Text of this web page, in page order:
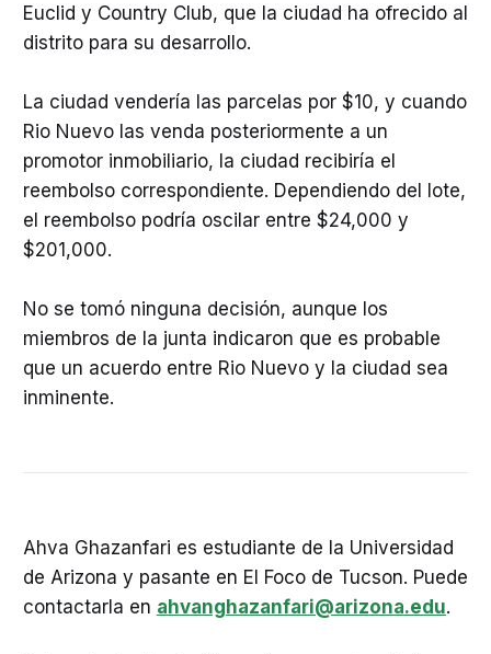
Euclid y Country Club, que la ciudad ha ofrecido al
distrito para su desarrollo.
La ciudad vendería las parcelas por $10, y cuando
Rio Nuevo las venda posteriormente a un
promotor inmobiliario, la ciudad recibiría el
reembolso correspondiente. Dependiendo del lote,
el reembolso podría oscilar entre $24,000 y
$201,000.
No se tomó ninguna decisión, aunque los
miembros de la junta indicaron que es probable
que un acuerdo entre Rio Nuevo y la ciudad sea
inminente.
Ahva Ghazanfari es estudiante de la Universidad
de Arizona y pasante en El Foco de Tucson. Puede
contactarla en ahvanghazanfari@arizona.edu.